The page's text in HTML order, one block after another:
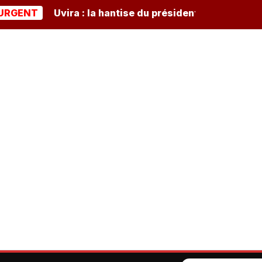
Uvira : la hantise du président burundais